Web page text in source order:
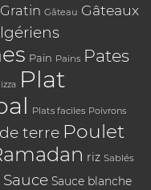
Gratin Gâteau Gâteaux
Pain Pains Pates
Plat
Plats faciles Poivrons
terre Poulet
riz Sablés
Sauce Sauce blanche